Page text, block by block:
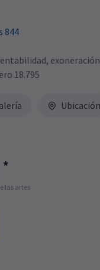
844
18.795
Ubicación
*
las artes